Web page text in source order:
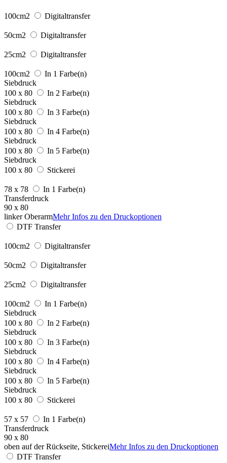
100cm2 Digitaltransfer
50cm2 Digitaltransfer
25cm2 Digitaltransfer
100cm2
In 1 Farbe(n)
Siebdruck
100 x 80
In 2 Farbe(n)
Siebdruck
100 x 80
In 3 Farbe(n)
Siebdruck
100 x 80
In 4 Farbe(n)
Siebdruck
100 x 80
In 5 Farbe(n)
Siebdruck
100 x 80
Stickerei
78 x 78
In 1 Farbe(n)
Transferdruck
90 x 80
linker OberarmMehr Infos zu den Druckoptionen
DTF Transfer
100cm2 Digitaltransfer
50cm2 Digitaltransfer
25cm2 Digitaltransfer
100cm2
In 1 Farbe(n)
Siebdruck
100 x 80
In 2 Farbe(n)
Siebdruck
100 x 80
In 3 Farbe(n)
Siebdruck
100 x 80
In 4 Farbe(n)
Siebdruck
100 x 80
In 5 Farbe(n)
Siebdruck
100 x 80
Stickerei
57 x 57
In 1 Farbe(n)
Transferdruck
90 x 80
oben auf der Rückseite, StickereiMehr Infos zu den Druckoptionen
DTF Transfer